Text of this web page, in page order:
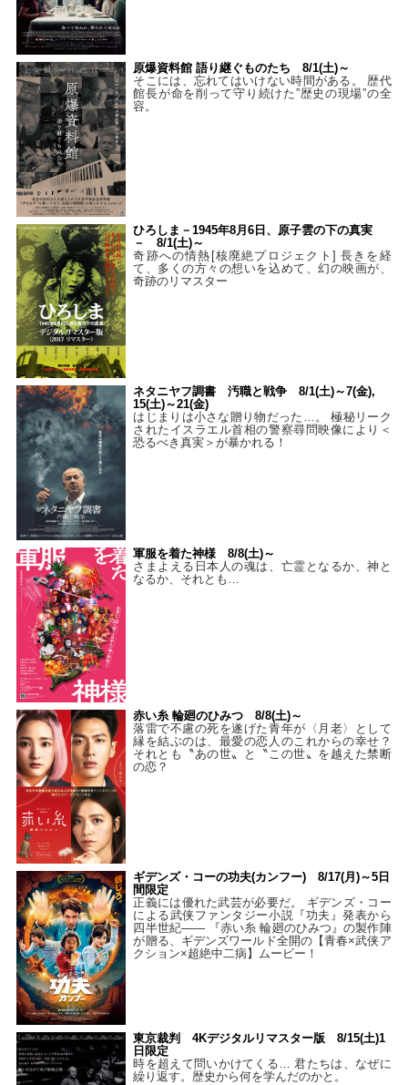
原爆資料館 語り継ぐものたち 8/1(土)～
そこには、忘れてはいけない時間がある。 歴代
館長が命を削って守り続けた”歴史の現場”の全
容。
ひろしま－1945年8月6日、原子雲の下の真実
－ 8/1(土)～
奇跡への情熱[核廃絶プロジェクト] 長きを経
て、多くの方々の想いを込めて、幻の映画が、
奇跡のリマスター
ネタニヤフ調書 汚職と戦争 8/1(土)～7(金),
15(土)～21(金)
はじまりは小さな贈り物だった…。 極秘リーク
されたイスラエル首相の警察尋問映像により＜
恐るべき真実＞が暴かれる！
軍服を着た神様 8/8(土)～
さまよえる日本人の魂は、亡霊となるか、神と
なるか、それとも…
赤い糸 輪廻のひみつ 8/8(土)～
落雷で不慮の死を遂げた青年が〈月老〉として
縁を結ぶのは、最愛の恋人のこれからの幸せ？
それとも〝あの世〟と〝この世〟を越えた禁断
の恋？
ギデンズ・コーの功夫(カンフー) 8/17(月)～5日
間限定
正義には優れた武芸が必要だ。 ギデンズ・コー
による武侠ファンタジー小説『功夫』発表から
四半世紀―― 『赤い糸 輪廻のひみつ』の製作陣
が贈る、ギデンズワールド全開の【青春×武侠ア
クション×超絶中二病】ムービー！
東京裁判 4Kデジタルリマスター版 8/15(土)1
日限定
時を超えて問いかけてくる… 君たちは、なぜに
繰り返す。歴史から何を学んだのかと。